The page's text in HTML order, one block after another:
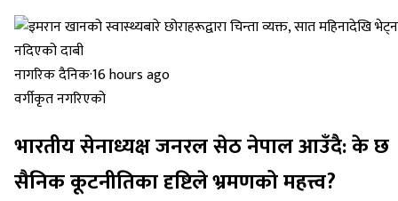
नागरिक दैनिक·16 hours ago
वर्गीकृत नगरिएको
भारतीय सेनाध्यक्ष जनरल सेठ नेपाल आउँदै: के छ
सैनिक कूटनीतिका दृष्टिले भ्रमणको महत्त्व?